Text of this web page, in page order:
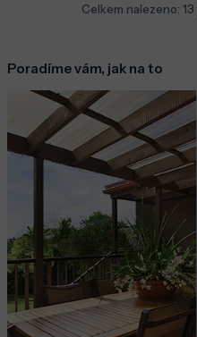
Celkem nalezeno: 13
Poradíme vám, jak na to